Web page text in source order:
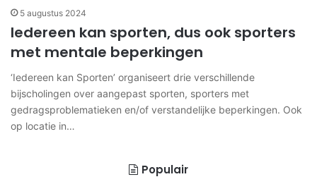
5 augustus 2024
Iedereen kan sporten, dus ook sporters
met mentale beperkingen
‘Iedereen kan Sporten’ organiseert drie verschillende
bijscholingen over aangepast sporten, sporters met
gedragsproblematieken en/of verstandelijke beperkingen. Ook
op locatie in…
Populair